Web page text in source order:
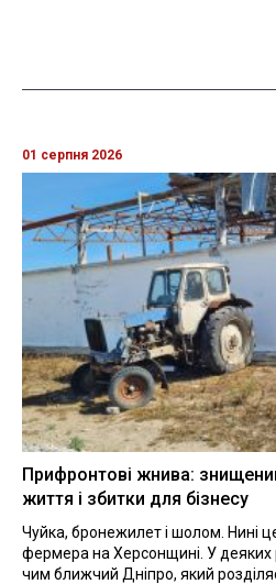
01 серпня 2026
Прифронтові жнива:
життя і збитки для бізнесу
Чуйка, бронежилет і шолом. Нині
фермера на Херсонщині. У деяких
чим ближчий Дніпро, який